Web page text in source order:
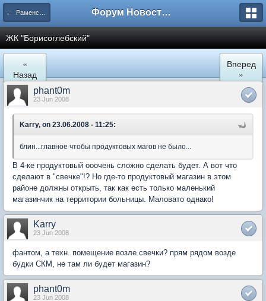
← Раменское Форум Новостройки
ЖК "Борисоглебский"
«
Назад
Вперед
»
phant0m
23 Jun 2008
Karry, on 23.06.2008 - 11:25:
блин...главное чтобы продуктовых магов не было...
В 4-ке продуктовый ооочень сложно сделать будет. А вот что
сделают в "свечке"!? Но где-то продуктовый магазин в этом
районе должны открыть, так как есть только маленький
магазинчик на территории больницы. Маловато однако!
Karry
23 Jun 2008
фантом, а техн. помещение возле свечки? прям рядом возде
будки СКМ, не там ли будет магазин?
phant0m
23 Jun 2008